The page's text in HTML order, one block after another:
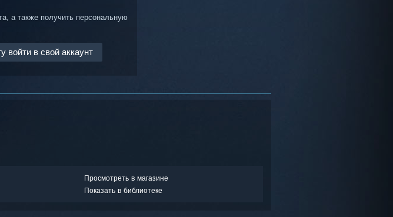
а также получить персональную
войти в свой аккаунт
Просмотреть в магазине
Показать в библиотеке